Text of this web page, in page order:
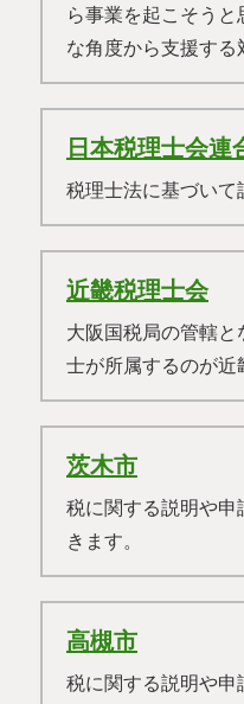
ら事業を起こそうと
な角度から支援する
日本税理士会連
税理士法に基づいて
近畿税理士会
大阪国税局の管轄
士が所属するのが近
茨木市
税に関する説明や申
きます。
高槻市
税に関する説明や申